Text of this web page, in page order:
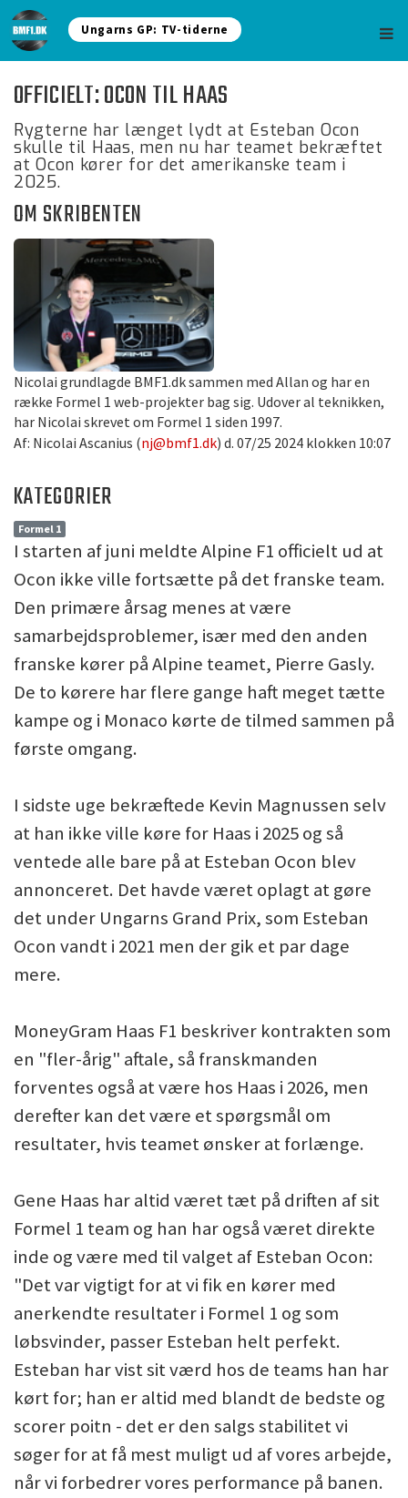
Ungarns GP: TV-tiderne
OFFICIELT: OCON TIL HAAS
Rygterne har længet lydt at Esteban Ocon
skulle til Haas, men nu har teamet bekræftet
at Ocon kører for det amerikanske team i
2025.
OM SKRIBENTEN
Nicolai grundlagde BMF1.dk sammen med Allan og har en
række Formel 1 web-projekter bag sig. Udover al teknikken,
har Nicolai skrevet om Formel 1 siden 1997.
Af: Nicolai Ascanius (nj@bmf1.dk) d. 07/25 2024 klokken 10:07
KATEGORIER
Formel 1
I starten af juni meldte Alpine F1 officielt ud at
Ocon ikke ville fortsætte på det franske team.
Den primære årsag menes at være
samarbejdsproblemer, især med den anden
franske kører på Alpine teamet, Pierre Gasly.
De to kørere har flere gange haft meget tætte
kampe og i Monaco kørte de tilmed sammen på
første omgang.
I sidste uge bekræftede Kevin Magnussen selv
at han ikke ville køre for Haas i 2025 og så
ventede alle bare på at Esteban Ocon blev
annonceret. Det havde været oplagt at gøre
det under Ungarns Grand Prix, som Esteban
Ocon vandt i 2021 men der gik et par dage
mere.
MoneyGram Haas F1 beskriver kontrakten som
en "fler-årig" aftale, så franskmanden
forventes også at være hos Haas i 2026, men
derefter kan det være et spørgsmål om
resultater, hvis teamet ønsker at forlænge.
Gene Haas har altid været tæt på driften af sit
Formel 1 team og han har også været direkte
inde og være med til valget af Esteban Ocon:
"Det var vigtigt for at vi fik en kører med
anerkendte resultater i Formel 1 og som
løbsvinder, passer Esteban helt perfekt.
Esteban har vist sit værd hos de teams han har
kørt for; han er altid med blandt de bedste og
scorer poitn - det er den salgs stabilitet vi
søger for at få mest muligt ud af vores arbejde,
når vi forbedrer vores performance på banen.